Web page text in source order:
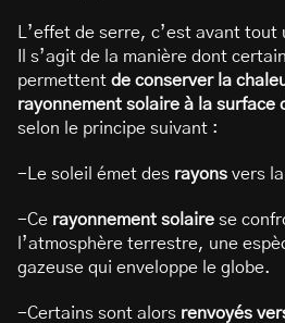
L’effet de serre, c’est avant tout
Il s’agit de la manière dont
permettent de conserver la
rayonnement solaire à la surface
selon le principe suivant :
-Le soleil émet des rayons vers
-Ce rayonnement solaire se
l’atmosphère terrestre, une
gazeuse qui enveloppe le globe.
-Certains sont alors renvoyés